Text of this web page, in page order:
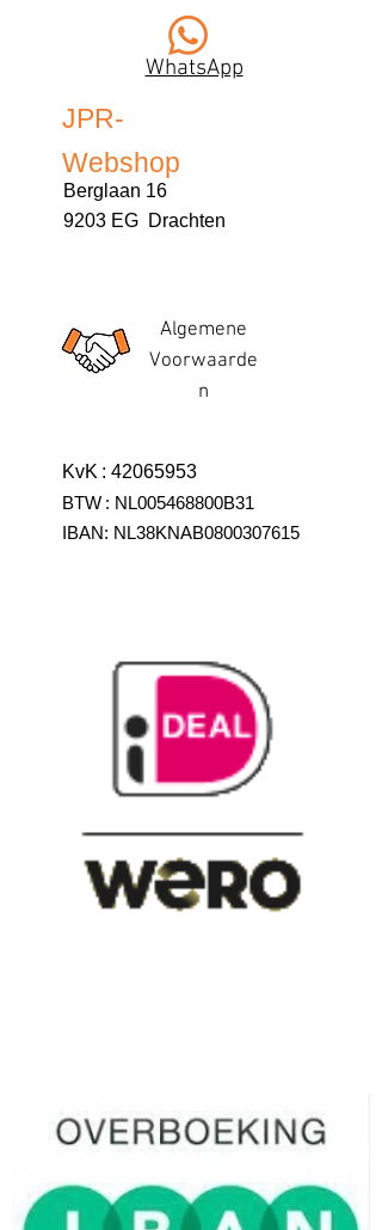
WhatsApp
JPR-
Webshop
Berglaan 16
9203 EG Drachten
Algemene
Voorwaarde
n
KvK : 42065953
BTW : NL005468800B31
IBAN: NL38KNAB0800307615